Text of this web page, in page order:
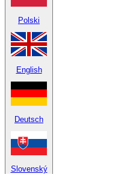
Polski
English
Deutsch
Slovenský